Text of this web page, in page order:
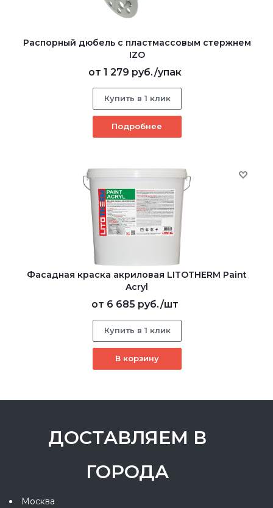
Распорный дюбель с пластмассовым стержнем
IZO
от 1 279 руб./упак
Купить в 1 клик
Подробнее
Фасадная краска акриловая LITOTHERM Paint
Acryl
от 6 685 руб./шт
Купить в 1 клик
В корзину
ДОСТАВЛЯЕМ В
ГОРОДА
Москва